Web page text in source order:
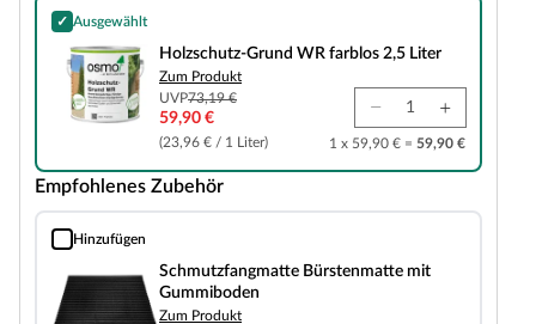
✓ Ausgewählt
Holzschutz-Grund WR farblos 2,5 Liter
Holzschutz-Grund WR farblos 2,5 Liter
Zum Produkt
UVP73,19 €
59,90 €
(23,96 € / 1 Liter) 1 x 59,90 € = 59,90 €
Empfohlenes Zubehör
Hinzufügen
Schmutzfangmatte Bürstenmatte mit Gummiboden
Schmutzfangmatte Bürstenmatte mit
Gummiboden
Zum Produkt